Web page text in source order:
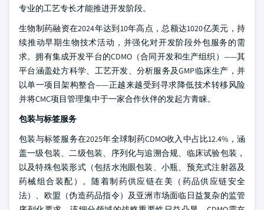
专业的工艺专长才能推进开发阶段。
生物制药融资在2024年达到10年高点，总额达1020亿美元，持
续推动早期生物技术活动，并强化对开发阶段外包服务的需
求。拥有集成开发平台的CDMO（合同开发和生产组织）——其
平台涵盖处方科学、工艺开发、分析服务及GMP临床生产，并
以单一项目架构整合——正越来越受到寻求降低技术转移风险
并将CMC项目管理集中于一家合作伙伴的发起方青睐。
包装与标签服务
包装与标签服务在2025年全球制药CDMO收入中占比12.4%，涵
盖一级包装、二级包装、序列化与追溯合规、临床试验包装，
以及特殊包装形式（包括水泡眼包装、小瓶、预充式注射器及
药械组合装配）。随着制药供应链在美（药品供应链安全
法）、欧盟（伪造药品指令）及亚洲市场面临日益复杂的监管